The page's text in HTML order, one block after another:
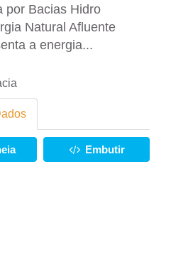
por Bacias Hidro
Natural Afluente
a energia...
Embutir